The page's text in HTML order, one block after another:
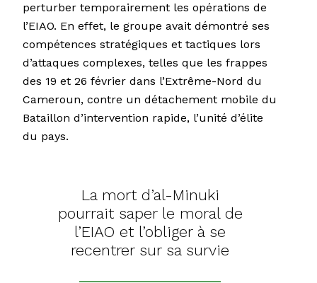
perturber temporairement les opérations de
l’EIAO. En effet, le groupe avait démontré ses
compétences stratégiques et tactiques lors
d’attaques complexes, telles que les frappes
des 19 et 26 février dans l’Extrême-Nord du
Cameroun, contre un détachement mobile du
Bataillon d’intervention rapide, l’unité d’élite
du pays.
La mort d’al-Minuki
pourrait saper le moral de
l’EIAO et l’obliger à se
recentrer sur sa survie